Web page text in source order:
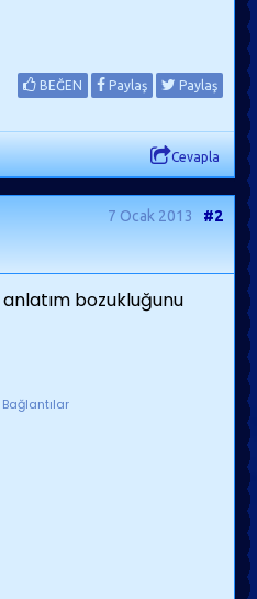
BEĞEN Paylaş Paylaş
Cevapla
7 Ocak 2013 #2
bozukluğunu